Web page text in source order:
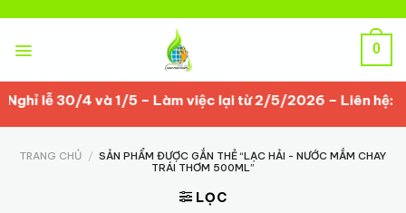
content
0
lễ 30/4 và 1/5 – Làm việc lại từ 2/5/2026 – Liên hệ:
TRANG CHỦ / SẢN PHẨM ĐƯỢC GẮN THẺ “LẠC HẢI - NƯỚC MẮM CHAY
TRÁI THƠM 500ML”
LỌC